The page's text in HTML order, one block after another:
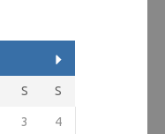
S S
3 4